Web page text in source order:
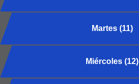
Martes (11)
Miércoles (12)